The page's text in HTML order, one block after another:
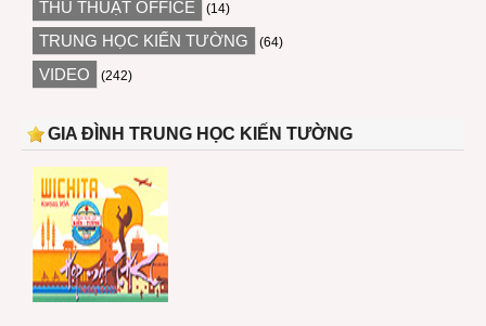
THỦ THUẬT OFFICE (14)
TRUNG HỌC KIẾN TƯỜNG (64)
VIDEO (242)
GIA ĐÌNH TRUNG HỌC KIẾN TƯỜNG